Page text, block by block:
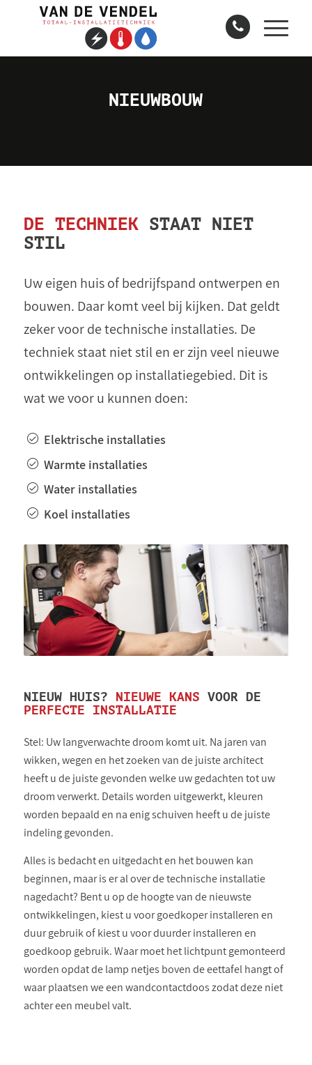
NIEUWBOUW
DE TECHNIEKSTAAT NIET
STIL
Uw eigen huis of bedrijfspand ontwerpen en
bouwen. Daar komt veel bij kijken. Dat geldt
zeker voor de technische installaties. De
techniek staat niet stil en er zijn veel nieuwe
ontwikkelingen op installatiegebied. Dit is
wat we voor u kunnen doen:
Elektrische installaties
Warmte installaties
Water installaties
Koel installaties
NIEUW HUIS? NIEUWE KANS VOOR DE
PERFECTE INSTALLATIE
Stel: Uw langverwachte droom komt uit. Na jaren van
wikken, wegen en het zoeken van de juiste architect
heeft u de juiste gevonden welke uw gedachten tot uw
droom verwerkt. Details worden uitgewerkt, kleuren
worden bepaald en na enig schuiven heeft u de juiste
indeling gevonden.
Alles is bedacht en uitgedacht en het bouwen kan
beginnen, maar is er al over de technische installatie
nagedacht? Bent u op de hoogte van de nieuwste
ontwikkelingen, kiest u voor goedkoper installeren en
duur gebruik of kiest u voor duurder installeren en
goedkoop gebruik. Waar moet het lichtpunt gemonteerd
worden opdat de lamp netjes boven de eettafel hangt of
waar plaatsen we een wandcontactdoos zodat deze niet
achter een meubel valt.